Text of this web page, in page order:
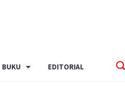
BUKU EDITORIAL